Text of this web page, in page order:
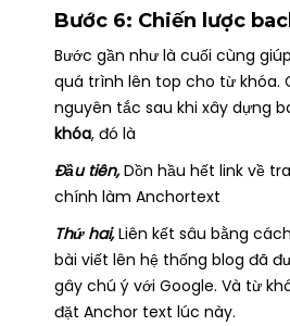
Bước 6: Chiến lược
Bước gần như là cuối cùng
quá trình lên top cho từ khóa.
nguyên tắc sau khi xây dựng
khóa, đó là
Đầu tiên,Dồn hầu hết link về
chính làm Anchortext
Thứ hai,Liên kết sâu bằng
bài viết lên hệ thống blog đã
gây chú ý với Google. Và từ
đặt Anchor text lúc này.